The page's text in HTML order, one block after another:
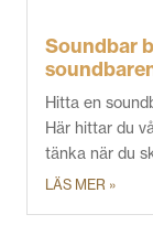
Soundbar
Hitta en
Här hittar du
tänka när du
LÄS MER »